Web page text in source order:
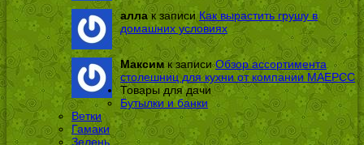
аллак записиКак вырастить грушу в
домашних условиях
Максимк записиОбзор ассортимента
столешниц для кухни от компании МАЕРСС
Товары для дачи
Бутылки и банки
Ветки
Гамаки
Зелень